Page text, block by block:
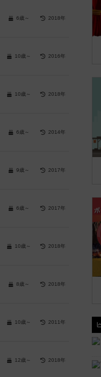
6歳～ 2018年
10歳～ 2016年
10歳～ 2018年
6歳～ 2014年
9歳～ 2017年
6歳～ 2017年
10歳～ 2018年
8歳～ 2018年
10歳～ 2011年
12歳～ 2018年